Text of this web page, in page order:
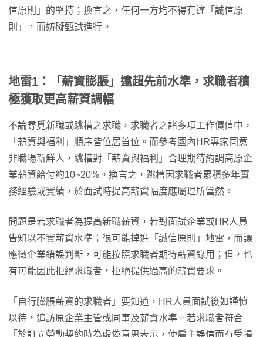
信原則」的堅持；換言之，任何一方均不得有違「誠信原
則」，而妨礙甄試進行。
地雷1：「薪資膨脹」遠超先前水準，求職者積
極獲取更高薪資調幅
不論尋覓新職或跳槽之求職，求職者之諸多項工作價值中，
「薪資與福利」順序皆位居首位。而參考國內HR專家同意
非職場新鮮人，跳槽對「薪資與福利」合理期待約調高原企
業薪資給付約10~20%。換言之，跳槽因求職者累積多年實
務經驗或實績，於面試時提高薪資幅度應屬理所當然。
問題是若求職者為提高新職薪資，若對面試企業或HR人員
告知以不實薪資水準；很可能掉進「誠信原則」地雷，而讓
應徵企業錯誤判斷，可能按照求職者期待薪資錄用；但，也
有可能因此拒絕求職者，拒絕提供過高的薪資要求。
「自行膨脹薪資的求職者」要知道，HR人員面試後如謹慎
以待，追訪原企業主管或同事及薪資水準。若求職者符合
「於訂立勞動契約時為虛偽意思表示，使雇主誤信而有受損